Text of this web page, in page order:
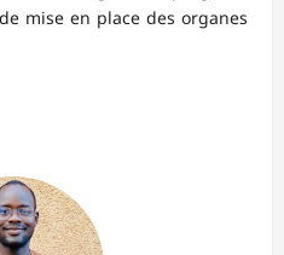
mise en place des organes